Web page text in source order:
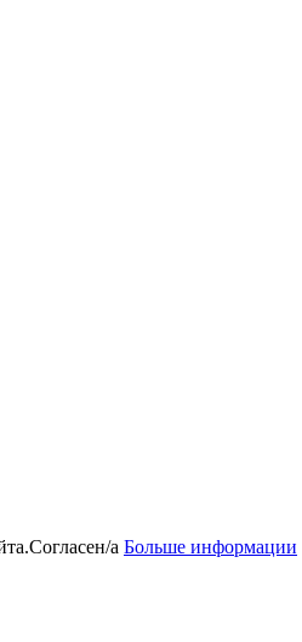
Согласен/а Больше информации